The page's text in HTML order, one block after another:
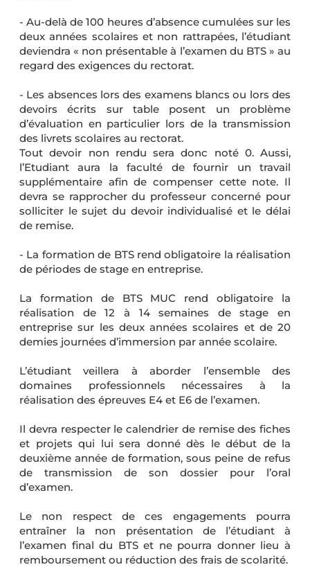
- Au-delà de 100 heures d’absence cumulées sur les
deux années scolaires et non rattrapées, l’étudiant
deviendra « non présentable à l’examen du BTS » au
regard des exigences du rectorat.
- Les absences lors des examens blancs ou lors des
devoirs écrits sur table posent un problème
d’évaluation en particulier lors de la transmission
des livrets scolaires au rectorat.
Tout devoir non rendu sera donc noté 0. Aussi,
l’Etudiant aura la faculté de fournir un travail
supplémentaire afin de compenser cette note. Il
devra se rapprocher du professeur concerné pour
solliciter le sujet du devoir individualisé et le délai
de remise.
- La formation de BTS rend obligatoire la réalisation
de périodes de stage en entreprise.
La formation de BTS MUC rend obligatoire la
réalisation de 12 à 14 semaines de stage en
entreprise sur les deux années scolaires et de 20
demies journées d’immersion par année scolaire.
L’étudiant veillera à aborder l’ensemble des
domaines professionnels nécessaires à la
réalisation des épreuves E4 et E6 de l’examen.
Il devra respecter le calendrier de remise des fiches
et projets qui lui sera donné dès le début de la
deuxième année de formation, sous peine de refus
de transmission de son dossier pour l’oral
d’examen.
Le non respect de ces engagements pourra
entraîner la non présentation de l’étudiant à
l’examen final du BTS et ne pourra donner lieu à
remboursement ou réduction des frais de scolarité.